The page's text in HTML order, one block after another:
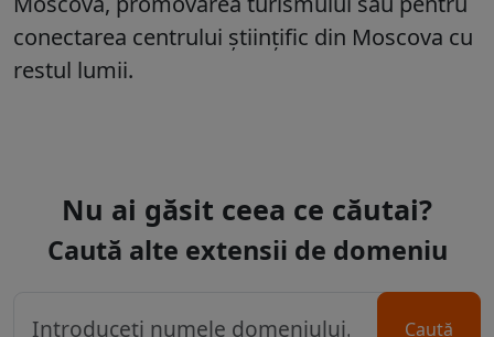
conectarea centrului științific din Moscova cu
restul lumii.
Nu ai găsit ceea ce căutai?
Caută alte extensii de domeniu
Caută